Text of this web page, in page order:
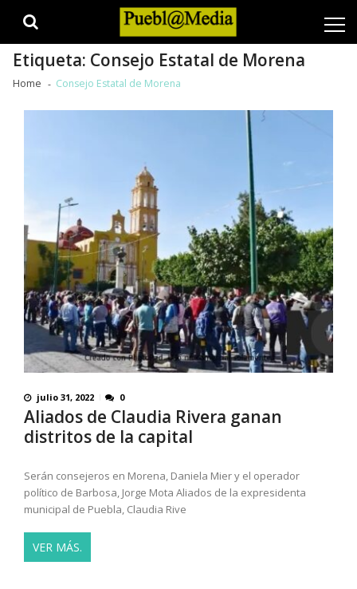
Etiqueta: Consejo Estatal de Morena
Home Consejo Estatal de Morena
julio 31, 2022 0
Aliados de Claudia Rivera ganan
distritos de la capital
Serán consejeros en Morena, Daniela Mier y el operador
político de Barbosa, Jorge Mota Aliados de la expresidenta
municipal de Puebla, Claudia Rive
VER MÁS.